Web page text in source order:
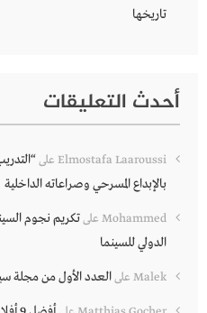
تاريخها
أحدث التعليقات
Elmostafa Laaroussi على
بالإبداع المسرحي وصراعاته الداخلية
Mohammed علىتكريم نجوم
الدولي للسينما
Malek علىالعدد الأول من مجلة